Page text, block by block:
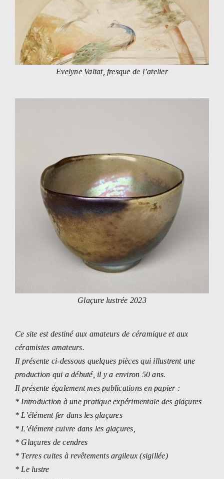
Evelyne Valtat, fresque de l’atelier
Glaçure lustrée 2023
Ce site est destiné aux amateurs de céramique et aux
céramistes amateurs.
Il présente ci-dessous quelques pièces qui illustrent une
production qui a débuté, il y a environ 50 ans.
Il présente également mes publications en papier :
* Introduction à une pratique expérimentale des glaçures
* L’élément fer dans les glaçures
* L’élément cuivre dans les glaçures,
* Glaçures de cendres
* Terres cuites à revêtements argileux (sigillée)
* Le lustre